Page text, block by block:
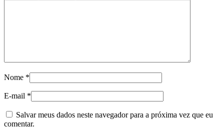
Nome *
E-mail *
Salvar meus dados neste navegador para a próxima vez que eu
comentar.